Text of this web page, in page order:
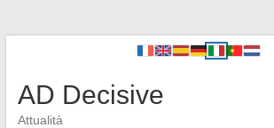
AD Decisive
Attualità